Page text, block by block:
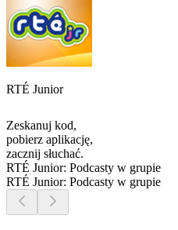
RTÉ Junior
Zeskanuj kod,
pobierz aplikację,
zacznij słuchać.
RTÉ Junior: Podcasty w grupie
RTÉ Junior: Podcasty w grupie